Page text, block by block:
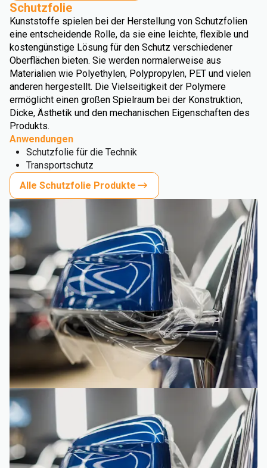
Schutzfolie
Kunststoffe spielen bei der Herstellung von Schutzfolien
eine entscheidende Rolle, da sie eine leichte, flexible und
kostengünstige Lösung für den Schutz verschiedener
Oberflächen bieten. Sie werden normalerweise aus
Materialien wie Polyethylen, Polypropylen, PET und vielen
anderen hergestellt. Die Vielseitigkeit der Polymere
ermöglicht einen großen Spielraum bei der Konstruktion,
Dicke, Ästhetik und den mechanischen Eigenschaften des
Produkts.
Anwendungen
Schutzfolie für die Technik
Transportschutz
Alle Schutzfolie Produkte